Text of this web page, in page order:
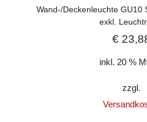
Wand-/Deckenleuchte GU10
exkl.
€
inkl. 20 %
zzgl.